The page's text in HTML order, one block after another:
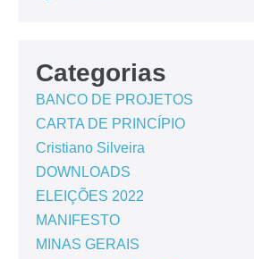
Categorias
BANCO DE PROJETOS
CARTA DE PRINCÍPIO
Cristiano Silveira
DOWNLOADS
ELEIÇÕES 2022
MANIFESTO
MINAS GERAIS